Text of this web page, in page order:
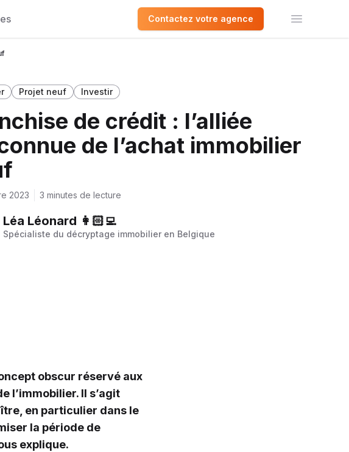
Contactez votre agence
Ouvrir le
Projet neuf Investir
de crédit : l’alliée
de l’achat immobilier
2023 3 minutes de lecture
Léa Léonard 👩🏻‍💻
Spécialiste du décryptage immobilier en Belgique
obscur réservé aux
l’immobilier. Il s’agit
en particulier dans le
la période de
explique.